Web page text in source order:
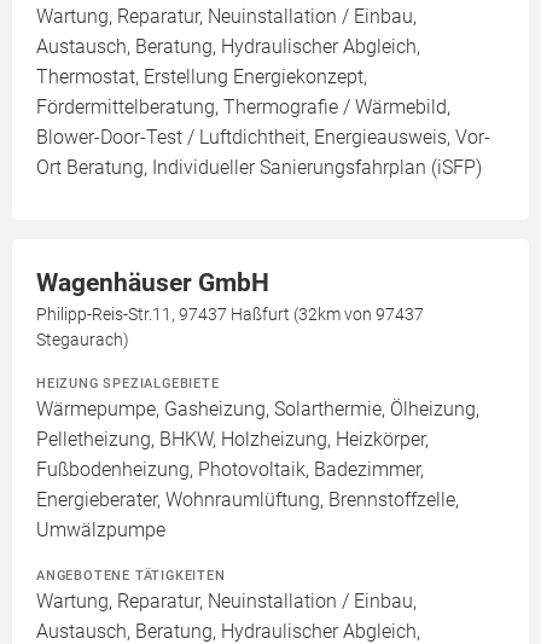
Wartung, Reparatur, Neuinstallation / Einbau,
Austausch, Beratung, Hydraulischer Abgleich,
Thermostat, Erstellung Energiekonzept,
Fördermittelberatung, Thermografie / Wärmebild,
Blower-Door-Test / Luftdichtheit, Energieausweis, Vor-
Ort Beratung, Individueller Sanierungsfahrplan (iSFP)
Wagenhäuser GmbH
Philipp-Reis-Str.11, 97437 Haßfurt (32km von 97437
Stegaurach)
HEIZUNG SPEZIALGEBIETE
Wärmepumpe, Gasheizung, Solarthermie, Ölheizung,
Pelletheizung, BHKW, Holzheizung, Heizkörper,
Fußbodenheizung, Photovoltaik, Badezimmer,
Energieberater, Wohnraumlüftung, Brennstoffzelle,
Umwälzpumpe
ANGEBOTENE TÄTIGKEITEN
Wartung, Reparatur, Neuinstallation / Einbau,
Austausch, Beratung, Hydraulischer Abgleich,